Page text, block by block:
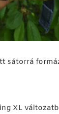
sátorrá
XL